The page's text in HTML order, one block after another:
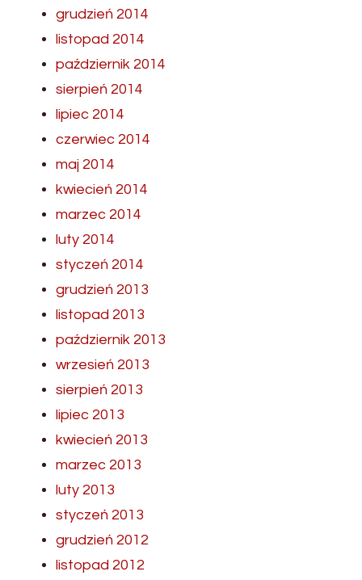
grudzień 2014
listopad 2014
październik 2014
sierpień 2014
lipiec 2014
czerwiec 2014
maj 2014
kwiecień 2014
marzec 2014
luty 2014
styczeń 2014
grudzień 2013
listopad 2013
październik 2013
wrzesień 2013
sierpień 2013
lipiec 2013
kwiecień 2013
marzec 2013
luty 2013
styczeń 2013
grudzień 2012
listopad 2012